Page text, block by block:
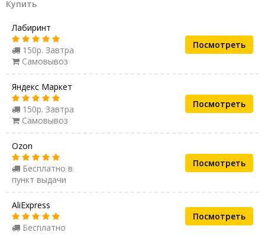
Купить
Лабиринт
150р. Завтра
Самовывоз
Посмотреть
Яндекс Маркет
150р. Завтра
Самовывоз
Посмотреть
Ozon
Бесплатно в
пункт выдачи
Посмотреть
AliExpress
Бесплатно
Посмотреть